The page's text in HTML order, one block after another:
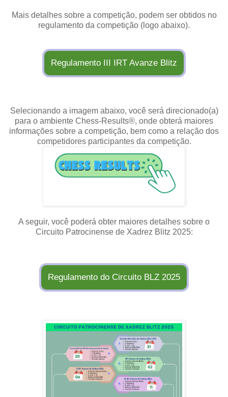
Mais detalhes sobre a competição, podem ser obtidos no
regulamento da competição (logo abaixo).
Regulamento III IRT Avanze Blitz
Selecionando a imagem abaixo, você será direcionado(a)
para o ambiente Chess-Results®, onde obterá maiores
informações sobre a competição, bem como a relação dos
competidores participantes da competição.
A seguir, você poderá obter maiores detalhes sobre o
Circuito Patrocinense de Xadrez Blitz 2025:
Regulamento do Circuito BLZ 2025